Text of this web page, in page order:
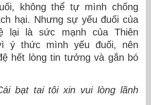
không thể tự mình chống
hại. Nhưng sự yếu đuối của
lại là sức mạnh của Thiên
ý thức mình yếu đuối, nên
hết lòng tin tưởng và gắn bó
bạt tai tôi xin vui lòng lãnh